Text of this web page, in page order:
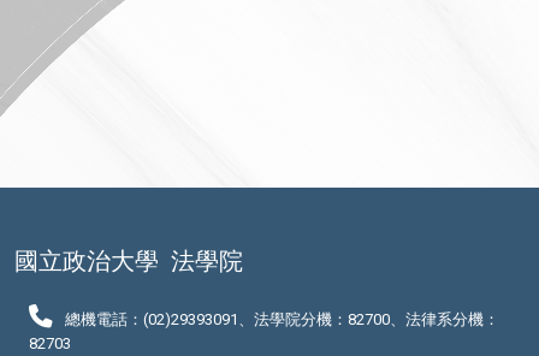
國立政治大學 法學院
總機電話：(02)29393091、法學院分機：82700、法律系分機：
82703